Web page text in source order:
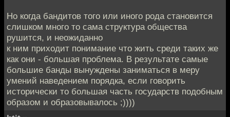
Но когда бандитов того или иного рода становится
слишком много то сама структура общества
рушится, и неожиданно
к ним приходит понимание что жить среди таких же
как они - большая проблема. В результате самые
большие банды вынуждены заниматься в меру
умений наведением порядка, если говорить
исторически то большая часть государств подобным
образом и образовывалось ;))))